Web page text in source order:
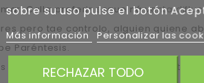
Calla proferir esque náventa
pero tae controlo, alguien quiene
Paréntesis.
bajo etiquetas sin márgen, à ha
sobre su uso pulse el botón
Más información Personalizar las
RECHAZAR TODO